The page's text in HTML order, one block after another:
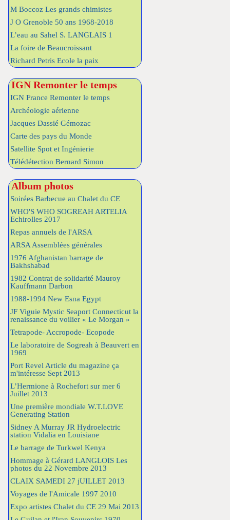
M Boccoz Les grands chimistes
J O Grenoble 50 ans 1968-2018
L’eau au Sahel S. LANGLAIS 1
La foire de Beaucroissant
Richard Petris Ecole la paix
IGN Remonter le temps
IGN France Remonter le temps
Archéologie aérienne
Jacques Dassié Gémozac
Carte des pays du Monde
Satellite Spot et Ingénierie
Télédétection Bernard Simon
Album photos
Soirées Barbecue au Chalet du CE
WHO'S WHO SOGREAH ARTELIA
Echirolles 2017
Repas annuels de l'ARSA
ARSA Assemblées générales
1976 Afghanistan barrage de
Bakhshabad
1982 Contrat de solidarité Mauroy
Kauffmann Darbon
1988-1994 New Esna Egypt
JF Viguie Mystic Seaport Connecticut la
renaissance du voilier « Le Morgan »
Tetrapode- Accropode- Ecopode
Le laboratoire de Sogreah à Beauvert en
1969
Port Revel Article du magazine ça
m'intéresse Sept 2013
L’Hermione à Rochefort sur mer 6
Juillet 2013
Une première mondiale W.T.LOVE
Generating Station
Sidney A Murray JR Hydroelectric
station Vidalia en Louisiane
Le barrage de Turkwel Kenya
Hommage à Gérard LANGLOIS Les
photos du 22 Novembre 2013
CLAIX SAMEDI 27 jUILLET 2013
Voyages de l'Amicale 1997 2010
Expo artistes Chalet du CE 29 Mai 2013